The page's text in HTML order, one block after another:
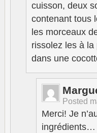
cuisson, deux
contenant tous
les morceaux
rissolez les à
dans une
Posted
Merci! Je
ingrédients…